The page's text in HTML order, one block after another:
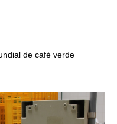
de café verde